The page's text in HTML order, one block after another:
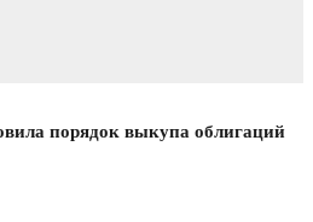
порядок выкупа облигаций